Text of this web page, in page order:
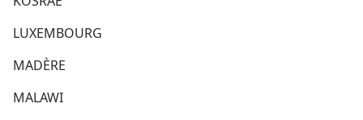
LUXEMBOURG
MADÈRE
MALAWI